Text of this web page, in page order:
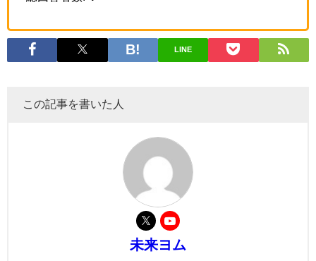
LINE
この記事を書いた人
未来ヨム